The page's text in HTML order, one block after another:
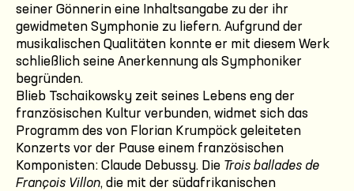
seiner Gönnerin eine Inhaltsangabe zu der ihr
gewidmeten Symphonie zu liefern. Aufgrund der
musikalischen Qualitäten konnte er mit diesem Werk
schließlich seine Anerkennung als Symphoniker
begründen.
Blieb Tschaikowsky zeit seines Lebens eng der
französischen Kultur verbunden, widmet sich das
Programm des von Florian Krumpöck geleiteten
Konzerts vor der Pause einem französischen
Komponisten: Claude Debussy. Die Trois ballades de
François Villon, die mit der südafrikanischen